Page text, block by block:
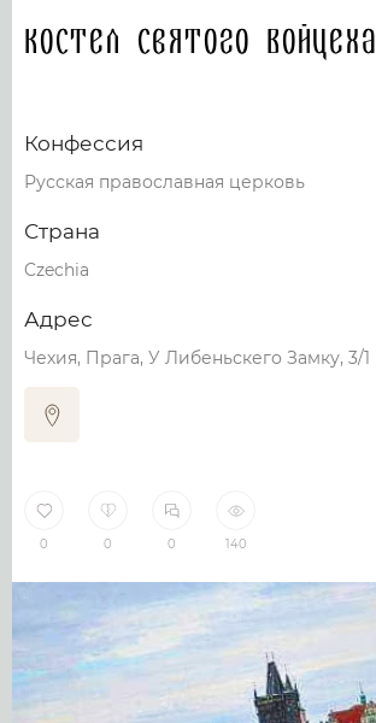
Костел Святого Войцеха
Конфессия
Русская православная церковь
Страна
Czechia
Адрес
Чехия, Прага, У Либеньскего Замку, 3/1
0 0 0 140